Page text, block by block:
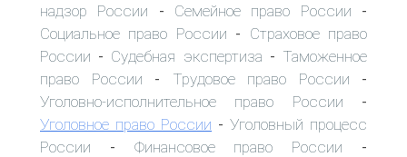
надзор России - Семейное право России -
Социальное право России - Страховое право
России - Судебная экспертиза - Таможенное
право России - Трудовое право России -
Уголовно-исполнительное право России -
Уголовное право России - Уголовный процесс
России - Финансовое право России -